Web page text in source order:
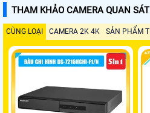
THAM KHẢO CAMERA QUAN
CÙNG LOẠI CAMERA 2K 4K SẢN PHẨM